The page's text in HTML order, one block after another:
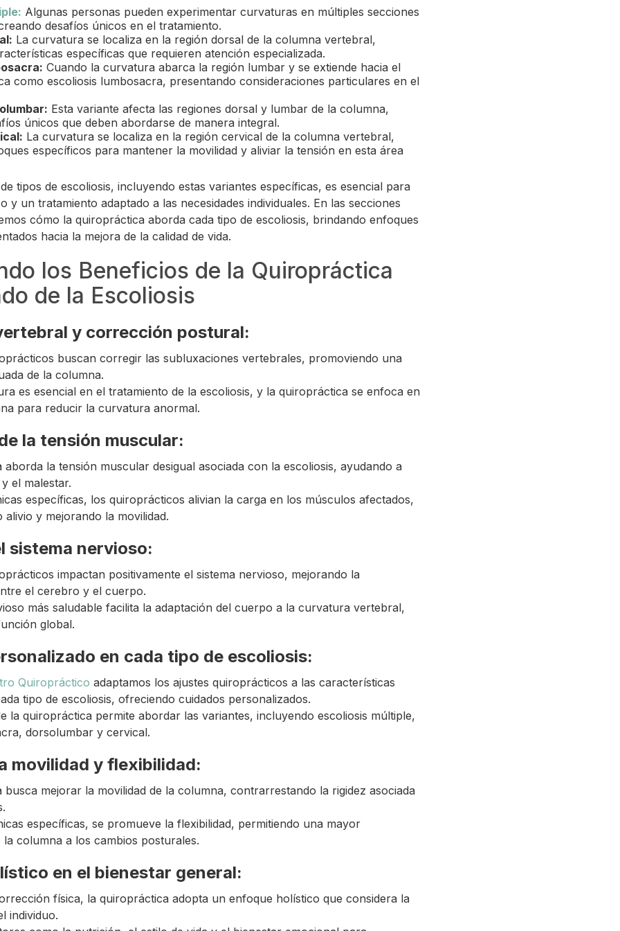
Algunas personas pueden experimentar curvaturas en múltiples secciones
desafíos únicos en el tratamiento.
La curvatura se localiza en la región dorsal de la columna vertebral,
específicas que requieren atención especializada.
Cuando la curvatura abarca la región lumbar y se extiende hacia el
como escoliosis lumbosacra, presentando consideraciones particulares en el
Esta variante afecta las regiones dorsal y lumbar de la columna,
únicos que deben abordarse de manera integral.
La curvatura se localiza en la región cervical de la columna vertebral,
específicos para mantener la movilidad y aliviar la tensión en esta área
tipos de escoliosis, incluyendo estas variantes específicas, es esencial para
y un tratamiento adaptado a las necesidades individuales. En las secciones
cómo la quiropráctica aborda cada tipo de escoliosis, brindando enfoques
hacia la mejora de la calidad de vida.
los Beneficios de la Quiropráctica
de la Escoliosis
y corrección postural:
buscan corregir las subluxaciones vertebrales, promoviendo una
de la columna.
es esencial en el tratamiento de la escoliosis, y la quiropráctica se enfoca en
para reducir la curvatura anormal.
la tensión muscular:
la tensión muscular desigual asociada con la escoliosis, ayudando a
el malestar.
específicas, los quiroprácticos alivian la carga en los músculos afectados,
y mejorando la movilidad.
sistema nervioso:
impactan positivamente el sistema nervioso, mejorando la
el cerebro y el cuerpo.
más saludable facilita la adaptación del cuerpo a la curvatura vertebral,
global.
en cada tipo de escoliosis:
Quiropráctico adaptamos los ajustes quiroprácticos a las características
tipo de escoliosis, ofreciendo cuidados personalizados.
la quiropráctica permite abordar las variantes, incluyendo escoliosis múltiple,
dorsolumbar y cervical.
movilidad y flexibilidad:
busca mejorar la movilidad de la columna, contrarrestando la rigidez asociada
específicas, se promueve la flexibilidad, permitiendo una mayor
la columna a los cambios posturales.
en el bienestar general:
física, la quiropráctica adopta un enfoque holístico que considera la
individuo.